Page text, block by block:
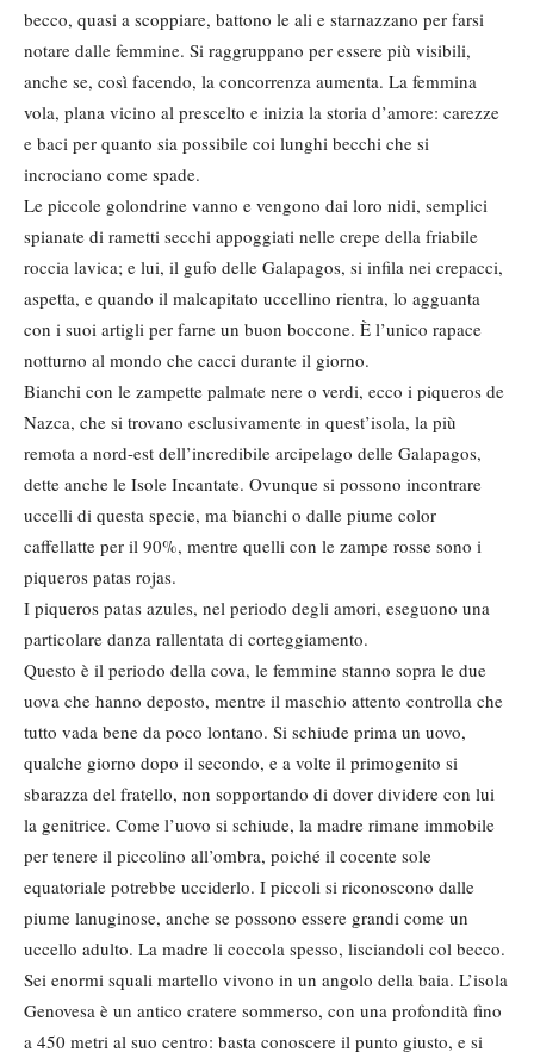
becco, quasi a scoppiare, battono le ali e starnazzano per farsi
notare dalle femmine. Si raggruppano per essere più visibili,
anche se, così facendo, la concorrenza aumenta. La femmina
vola, plana vicino al prescelto e inizia la storia d’amore: carezze
e baci per quanto sia possibile coi lunghi becchi che si
incrociano come spade.
Le piccole golondrine vanno e vengono dai loro nidi, semplici
spianate di rametti secchi appoggiati nelle crepe della friabile
roccia lavica; e lui, il gufo delle Galapagos, si infila nei crepacci,
aspetta, e quando il malcapitato uccellino rientra, lo agguanta
con i suoi artigli per farne un buon boccone. È l’unico rapace
notturno al mondo che cacci durante il giorno.
Bianchi con le zampette palmate nere o verdi, ecco i piqueros de
Nazca, che si trovano esclusivamente in quest’isola, la più
remota a nord-est dell’incredibile arcipelago delle Galapagos,
dette anche le Isole Incantate. Ovunque si possono incontrare
uccelli di questa specie, ma bianchi o dalle piume color
caffellatte per il 90%, mentre quelli con le zampe rosse sono i
piqueros patas rojas.
I piqueros patas azules, nel periodo degli amori, eseguono una
particolare danza rallentata di corteggiamento.
Questo è il periodo della cova, le femmine stanno sopra le due
uova che hanno deposto, mentre il maschio attento controlla che
tutto vada bene da poco lontano. Si schiude prima un uovo,
qualche giorno dopo il secondo, e a volte il primogenito si
sbarazza del fratello, non sopportando di dover dividere con lui
la genitrice. Come l’uovo si schiude, la madre rimane immobile
per tenere il piccolino all’ombra, poiché il cocente sole
equatoriale potrebbe ucciderlo. I piccoli si riconoscono dalle
piume lanuginose, anche se possono essere grandi come un
uccello adulto. La madre li coccola spesso, lisciandoli col becco.
Sei enormi squali martello vivono in un angolo della baia. L’isola
Genovesa è un antico cratere sommerso, con una profondità fino
a 450 metri al suo centro: basta conoscere il punto giusto, e si